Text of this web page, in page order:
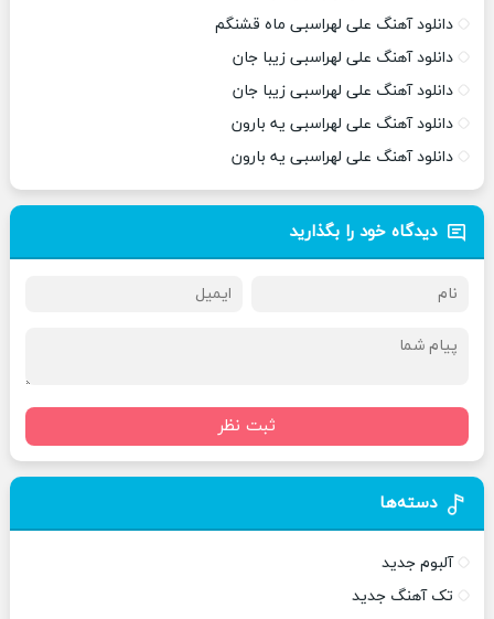
دانلود آهنگ علی لهراسبی ماه قشنگم
دانلود آهنگ علی لهراسبی زیبا جان
دانلود آهنگ علی لهراسبی زیبا جان
دانلود آهنگ علی لهراسبی یه بارون
دانلود آهنگ علی لهراسبی یه بارون
دیدگاه خود را بگذارید
ثبت نظر
دسته‌ها
آلبوم جدید
تک آهنگ جدید